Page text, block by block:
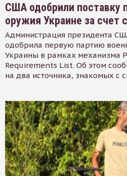
США одобрили поставку
оружия Украине за счет
Администрация президента
одобрила первую партию
Украины в рамках механизма
Requirements List. Об этом
на два источника, знакомых с